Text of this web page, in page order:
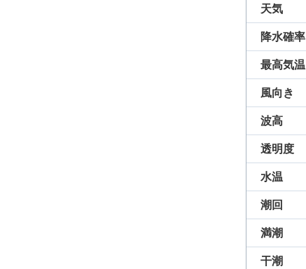
天気
降水確率
最高気温
風向き
波高
透明度
水温
潮回
満潮
干潮